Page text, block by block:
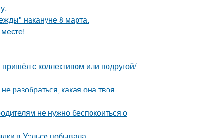
накануне 8 марта.
с коллективом или подругой/
разобраться, какая она твоя
не нужно беспокоиться о